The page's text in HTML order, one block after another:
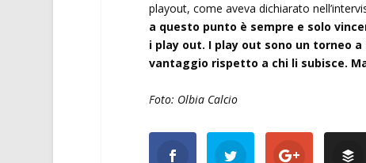
playout, come aveva dichiarato
a questo punto è sempre e solo
i play out. I play out sono un torneo
vantaggio rispetto a chi li subisce.
Foto: Olbia Calcio